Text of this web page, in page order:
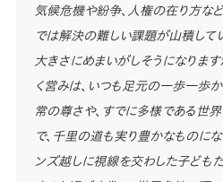
気候危機や紛争、人権の在り方な
では解決の難しい課題が山積して
大きさにめまいがしそうになりま
く営みは、いつも足元の一歩一歩
常の尊さや、すでに多様である世
で、千里の道も実り豊かなものに
ンズ越しに視線を交わした子ども